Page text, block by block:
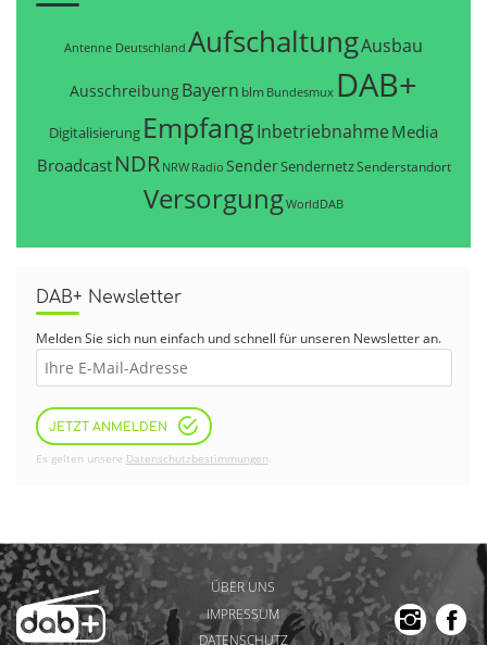
Antenne Deutschland AufschaltungAusbau
AusschreibungBayern blm Bundesmux DAB+
Digitalisierung EmpfangInbetriebnahme Media
Broadcast NDR NRW Radio SenderSendernetzSenderstandort
VersorgungWorldDAB
DAB+ Newsletter
Melden Sie sich nun einfach und schnell für unseren Newsletter an.
JETZT ANMELDEN
Es gelten unsere Datenschutzbestimmungen.
ÜBER UNS
IMPRESSUM
DATENSCHUTZ